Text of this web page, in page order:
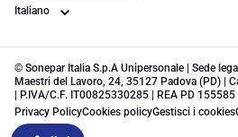
Lingua
© Sonepar Italia S.p.A Unipersonale | Sede
Maestri del Lavoro, 24, 35127 Padova (PD) |
| P.IVA/C.F. IT00825330285 | REA PD 155585
Privacy PolicyCookies policyGestisci i cookies